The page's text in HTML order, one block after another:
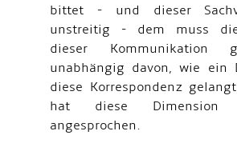
bittet - und dieser
unstreitig - dem muss
dieser Kommunikation
unabhängig davon, wie ein
diese Korrespondenz
hat diese Dimension
angesprochen.